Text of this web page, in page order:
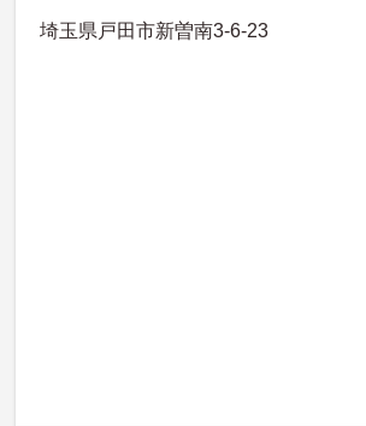
埼玉県戸田市新曽南3-6-23